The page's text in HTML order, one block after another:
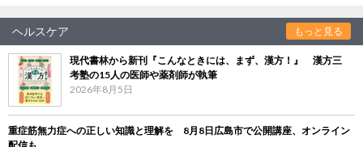
ヘルスケア もっと見る
現代書林から新刊『こんなときには、まず、漢方！』 漢方三
考塾の15人の医師や薬剤師が執筆
2026年8月5日
重症筋無力症への正しい知識と理解を 8月8日広島市で公開講座、オンライン